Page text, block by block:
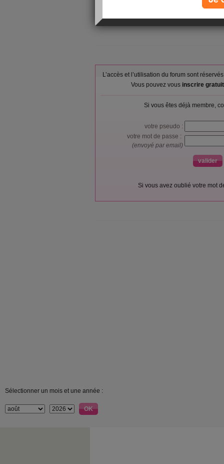
L’accès et l’utilisation du forum sont
Vous pouvez vous inscrire
Si vous êtes déjà membre,
votre pseudo :
votre mot de passe :
(envoyé par email)
Si vous avez oublié votre mot
Sélectionner un mois et une année :